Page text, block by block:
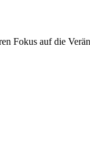
Fokus auf die